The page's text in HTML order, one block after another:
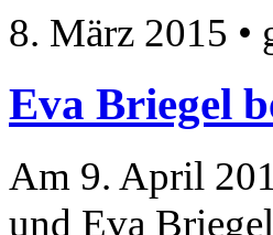
8. März 2015 •
Eva Briegel
Am 9. April
und Eva